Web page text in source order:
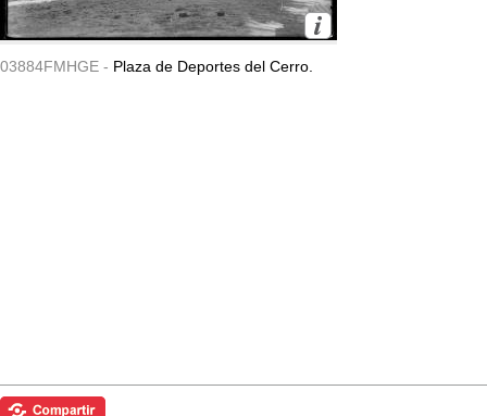
03884FMHGE - Plaza de Deportes del Cerro.